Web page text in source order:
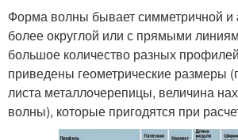
Форма волны бывает симметричной и
более округлой или с прямыми
большое количество разных
приведены геометрические размеры
листа металлочерепицы, величина
волны), которые пригодятся при